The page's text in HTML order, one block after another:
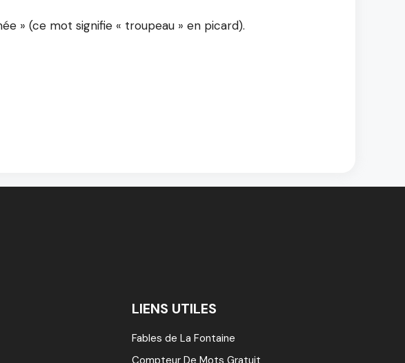
» (ce mot signifie « troupeau » en picard).
LIENS UTILES
Fables de La Fontaine
Compteur De Mots Gratuit